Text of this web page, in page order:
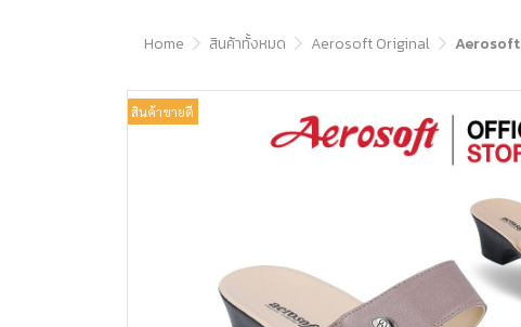
Home สินค้าทั้งหมด Aerosoft Original Aerosoft
สินค้าขายดี